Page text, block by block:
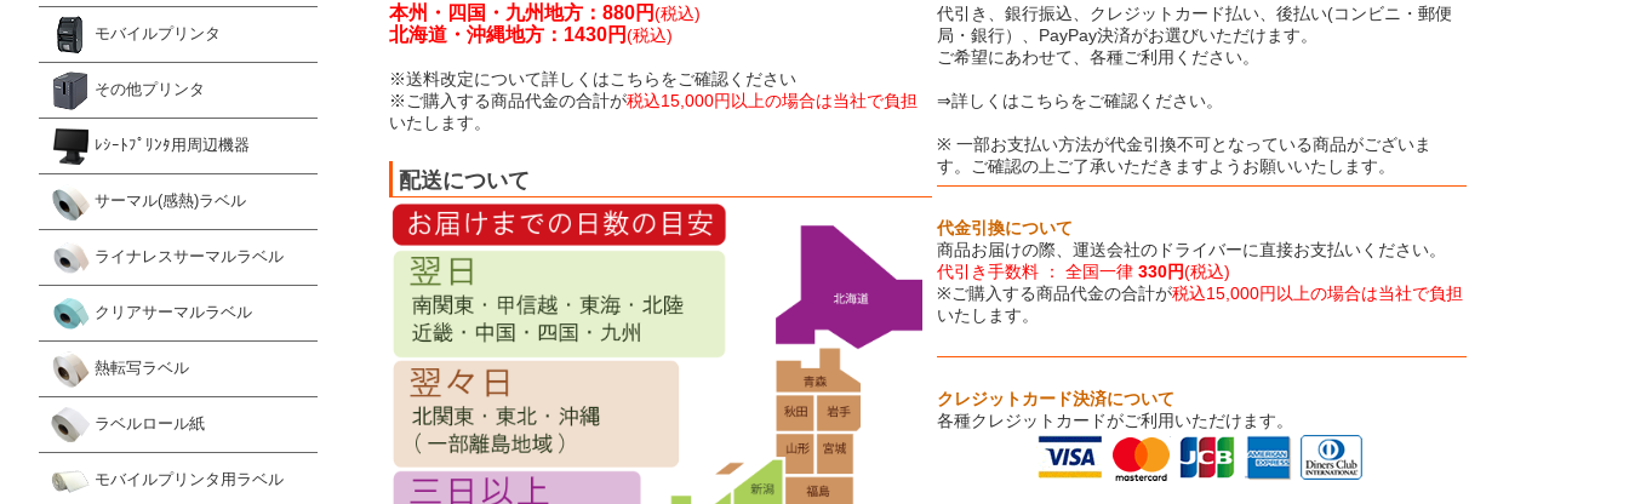
モバイルプリンタ
その他プリンタ
ﾚｼｰﾄﾌﾟﾘﾝﾀ用周辺機器
サーマル(感熱)ラベル
ライナレスサーマルラベル
クリアサーマルラベル
熱転写ラベル
ラベルロール紙
モバイルプリンタ用ラベル
本州・四国・九州地方：880円(税込)
北海道・沖縄地方：1430円(税込)
※送料改定について詳しくはこちらをご確認ください
※ご購入する商品代金の合計が税込15,000円以上の場合は当社で負担
いたします。
配送について
代引き、銀行振込、クレジットカード払い、後払い(コンビニ・郵便
局・銀行）、PayPay決済がお選びいただけます。
ご希望にあわせて、各種ご利用ください。
⇒詳しくはこちらをご確認ください。
※ 一部お支払い方法が代金引換不可となっている商品がございま
す。ご確認の上ご了承いただきますようお願いいたします。
代金引換について
商品お届けの際、運送会社のドライバーに直接お支払いください。
代引き手数料 ： 全国一律 330円(税込)
※ご購入する商品代金の合計が税込15,000円以上の場合は当社で負担
いたします。
クレジットカード決済について
各種クレジットカードがご利用いただけます。